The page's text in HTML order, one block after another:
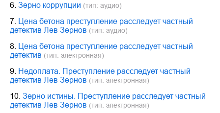
6. Зерно коррупции (тип: аудио)
7.
Цена бетона преступление расследует частный
детектив Лев Зернов (тип: аудио)
8.
Цена бетона преступление расследует частный
детектив (тип: электронная)
9. Недоплата. Преступление расследует частный
детектив Лев Зернов (тип: электронная)
10. Зерно истины. Преступление расследует частный
детектив Лев Зернов (тип: электронная)